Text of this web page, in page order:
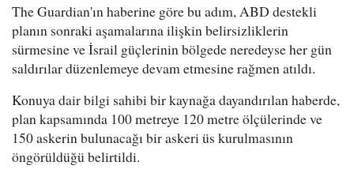
The Guardian'ın haberine göre bu adım, ABD destekli
planın sonraki aşamalarına ilişkin belirsizliklerin
sürmesine ve İsrail güçlerinin bölgede neredeyse her gün
saldırılar düzenlemeye devam etmesine rağmen atıldı.
Konuya dair bilgi sahibi bir kaynağa dayandırılan haberde,
plan kapsamında 100 metreye 120 metre ölçülerinde ve
150 askerin bulunacağı bir askeri üs kurulmasının
öngörüldüğü belirtildi.